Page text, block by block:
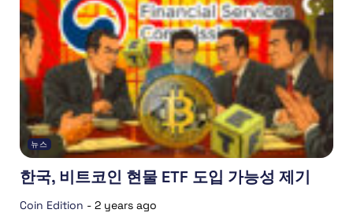
뉴스
한국, 비트코인 현물 ETF 도입 가능성 제기
Coin Edition - 2 years ago